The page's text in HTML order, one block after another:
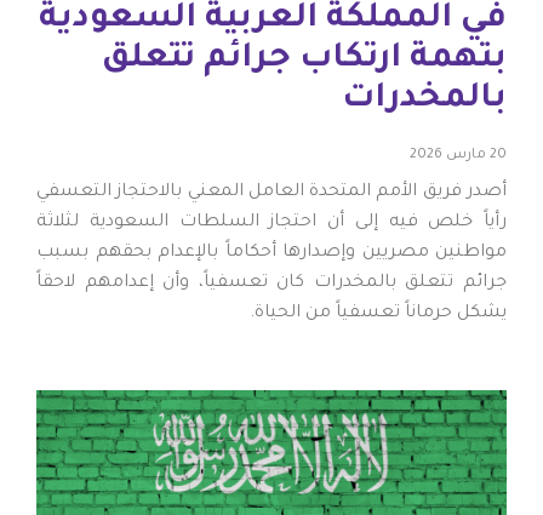
في المملكة العربية السعودية
بتهمة ارتكاب جرائم تتعلق
بالمخدرات
20 مارس 2026
أصدر فريق الأمم المتحدة العامل المعني بالاحتجاز التعسفي
رأياً خلص فيه إلى أن احتجاز السلطات السعودية لثلاثة
مواطنين مصريين وإصدارها أحكاماً بالإعدام بحقهم بسبب
جرائم تتعلق بالمخدرات كان تعسفياً، وأن إعدامهم لاحقاً
يشكل حرماناً تعسفياً من الحياة.